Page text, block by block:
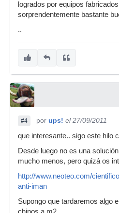
logrados por equipos
sorprendentemente bastante
..
#4 por ups! el 27/09/2011
que interesante.. sigo este hilo
Desde luego no es una
mucho menos, pero quizá os
http://www.neoteo.com/
anti-iman
Supongo que tardaremos algo